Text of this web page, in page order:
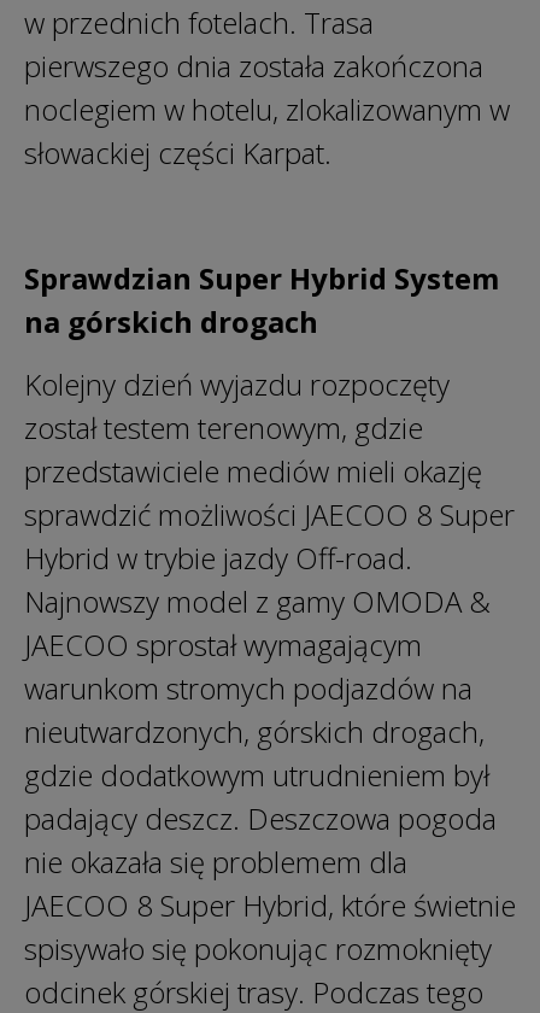
w przednich fotelach. Trasa
pierwszego dnia została zakończona
noclegiem w hotelu, zlokalizowanym w
słowackiej części Karpat.
Sprawdzian Super Hybrid System
na górskich drogach
Kolejny dzień wyjazdu rozpoczęty
został testem terenowym, gdzie
przedstawiciele mediów mieli okazję
sprawdzić możliwości JAECOO 8 Super
Hybrid w trybie jazdy Off-road.
Najnowszy model z gamy OMODA &
JAECOO sprostał wymagającym
warunkom stromych podjazdów na
nieutwardzonych, górskich drogach,
gdzie dodatkowym utrudnieniem był
padający deszcz. Deszczowa pogoda
nie okazała się problemem dla
JAECOO 8 Super Hybrid, które świetnie
spisywało się pokonując rozmoknięty
odcinek górskiej trasy. Podczas tego